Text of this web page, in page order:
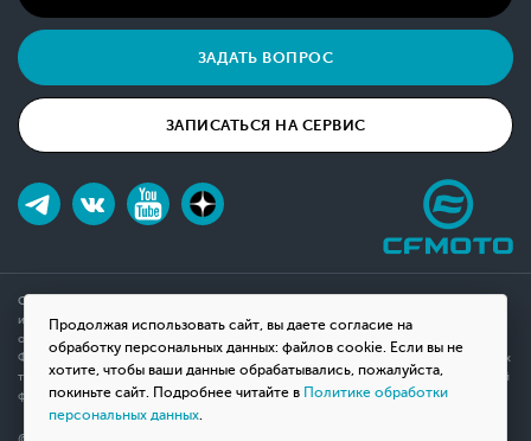
Продолжая использовать сайт, вы даете согласие на
обработку персональных данных: файлов cookie. Если вы не
хотите, чтобы ваши данные обрабатывались, пожалуйста,
покиньте сайт. Подробнее читайте в Политике обработки
персональных данных.
ЗАДАТЬ ВОПРОС
ЗАПИСАТЬСЯ НА СЕРВИС
Обращаем ваше внимание на то, что данный интернет-сайт носит исключительно
информационный характер и ни при каких условиях не является публичной офертой,
определяемой положениями Статьи 437(2) Гражданского кодекса Российской
Федерации. Для получения подробной информации о наличии и стоимости указанных
товаров, пожалуйста, обращайтесь к менеджерам компании с помощью специальной
формы связи на сайте или по телефону.